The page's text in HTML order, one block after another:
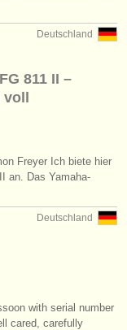
Deutschland
811 II –
Freyer Ich biete hier
an. Das Yamaha-
Deutschland
with serial number
cared, carefully